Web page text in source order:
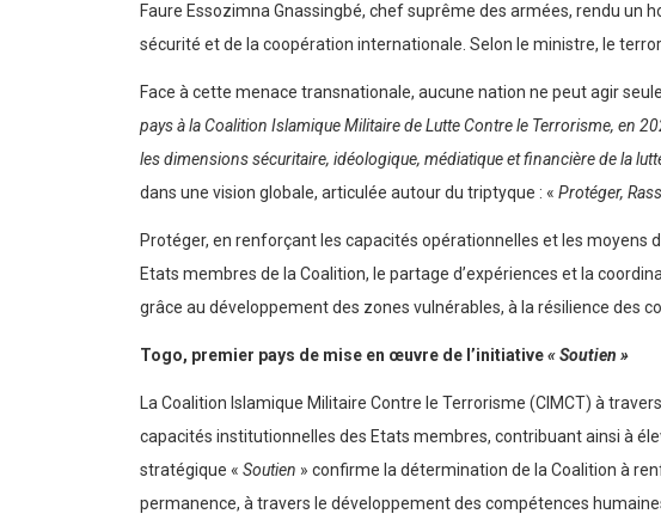
Faure Essozimna Gnassingbé, chef suprême des armées, rendu
sécurité et de la coopération internationale. Selon le ministre, le
Face à cette menace transnationale, aucune nation ne peut agir
pays à la Coalition Islamique Militaire de Lutte Contre le Terrorisme, en
les dimensions sécuritaire, idéologique, médiatique et financière de la
dans une vision globale, articulée autour du triptyque : « Protéger,
Protéger, en renforçant les capacités opérationnelles et les
Etats membres de la Coalition, le partage d’expériences et la
grâce au développement des zones vulnérables, à la résilience des
Togo, premier pays de mise en œuvre de l’initiative« Soutien »
La Coalition Islamique Militaire Contre le Terrorisme (CIMCT) à
capacités institutionnelles des Etats membres, contribuant ainsi à
stratégique « Soutien » confirme la détermination de la Coalition à
permanence, à travers le développement des compétences